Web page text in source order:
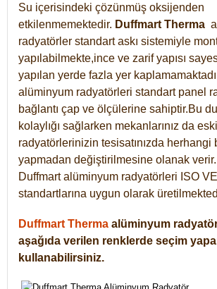
Su içerisindeki çözünmüş oksijenden
etkilenmemektedir. Duffmart Therma
radyatörler standart askı sistemiyle
yapılabilmekte,ince ve zarif yapısı
yapılan yerde fazla yer
alüminyum radyatörleri standart panel
bağlantı çap ve ölçülerine sahiptir.Bu
kolaylığı sağlarken mekanlarınız da
radyatörlerinizin tesisatınızda
yapmadan değiştirilmesine olanak verir.
Duffmart alüminyum radyatörleri ISO
standartlarına uygun olarak
Duffmart Therma alüminyum
aşağıda verilen renklerde seçim
kullanabilirsiniz.